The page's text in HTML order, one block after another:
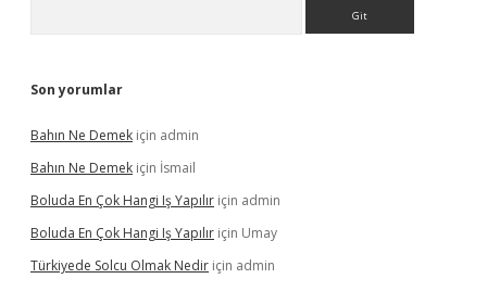
Son yorumlar
Bahın Ne Demek için admin
Bahın Ne Demek için İsmail
Boluda En Çok Hangi Iş Yapılır için admin
Boluda En Çok Hangi Iş Yapılır için Umay
Türkiyede Solcu Olmak Nedir için admin